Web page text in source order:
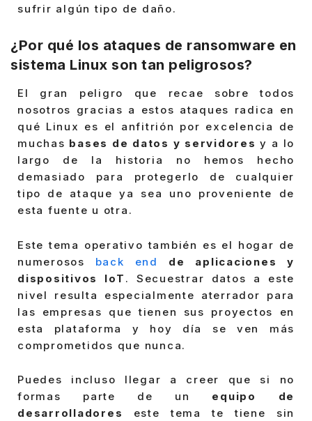
sufrir algún tipo de daño.
¿Por qué los ataques de ransomware en
sistema Linux son tan peligrosos?
El gran peligro que recae sobre todos
nosotros gracias a estos ataques radica en
qué Linux es el anfitrión por excelencia de
muchas bases de datos y servidores y a lo
largo de la historia no hemos hecho
demasiado para protegerlo de cualquier
tipo de ataque ya sea uno proveniente de
esta fuente u otra.
Este tema operativo también es el hogar de
numerosos back end de aplicaciones y
dispositivos IoT . Secuestrar datos a este
nivel resulta especialmente aterrador para
las empresas que tienen sus proyectos en
esta plataforma y hoy día se ven más
comprometidos que nunca.
Puedes incluso llegar a creer que si no
formas parte de un equipo de
desarrolladores
este tema te tiene sin